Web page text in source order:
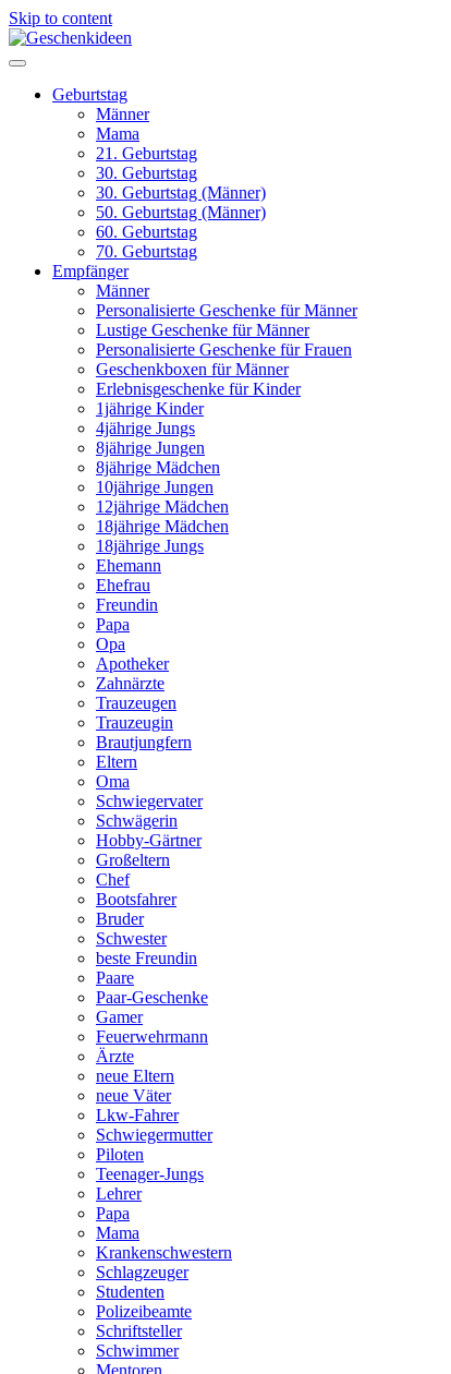
Skip to content
Geburtstag
Männer
Mama
21. Geburtstag
30. Geburtstag
30. Geburtstag (Männer)
50. Geburtstag (Männer)
60. Geburtstag
70. Geburtstag
Empfänger
Männer
Personalisierte Geschenke für Männer
Lustige Geschenke für Männer
Personalisierte Geschenke für Frauen
Geschenkboxen für Männer
Erlebnisgeschenke für Kinder
1jährige Kinder
4jährige Jungs
8jährige Jungen
8jährige Mädchen
10jährige Jungen
12jährige Mädchen
18jährige Mädchen
18jährige Jungs
Ehemann
Ehefrau
Freundin
Papa
Opa
Apotheker
Zahnärzte
Trauzeugen
Trauzeugin
Brautjungfern
Eltern
Oma
Schwiegervater
Schwägerin
Hobby-Gärtner
Großeltern
Chef
Bootsfahrer
Bruder
Schwester
beste Freundin
Paare
Paar-Geschenke
Gamer
Feuerwehrmann
Ärzte
neue Eltern
neue Väter
Lkw-Fahrer
Schwiegermutter
Piloten
Teenager-Jungs
Lehrer
Papa
Mama
Krankenschwestern
Schlagzeuger
Studenten
Polizeibeamte
Schriftsteller
Schwimmer
Mentoren